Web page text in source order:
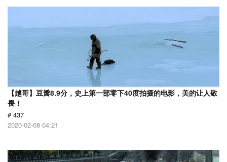
【越哥】豆瓣8.9分，史上第一部零下40度拍摄的电影，美的让人敬
畏！
# 437
2020-02-08 04:21